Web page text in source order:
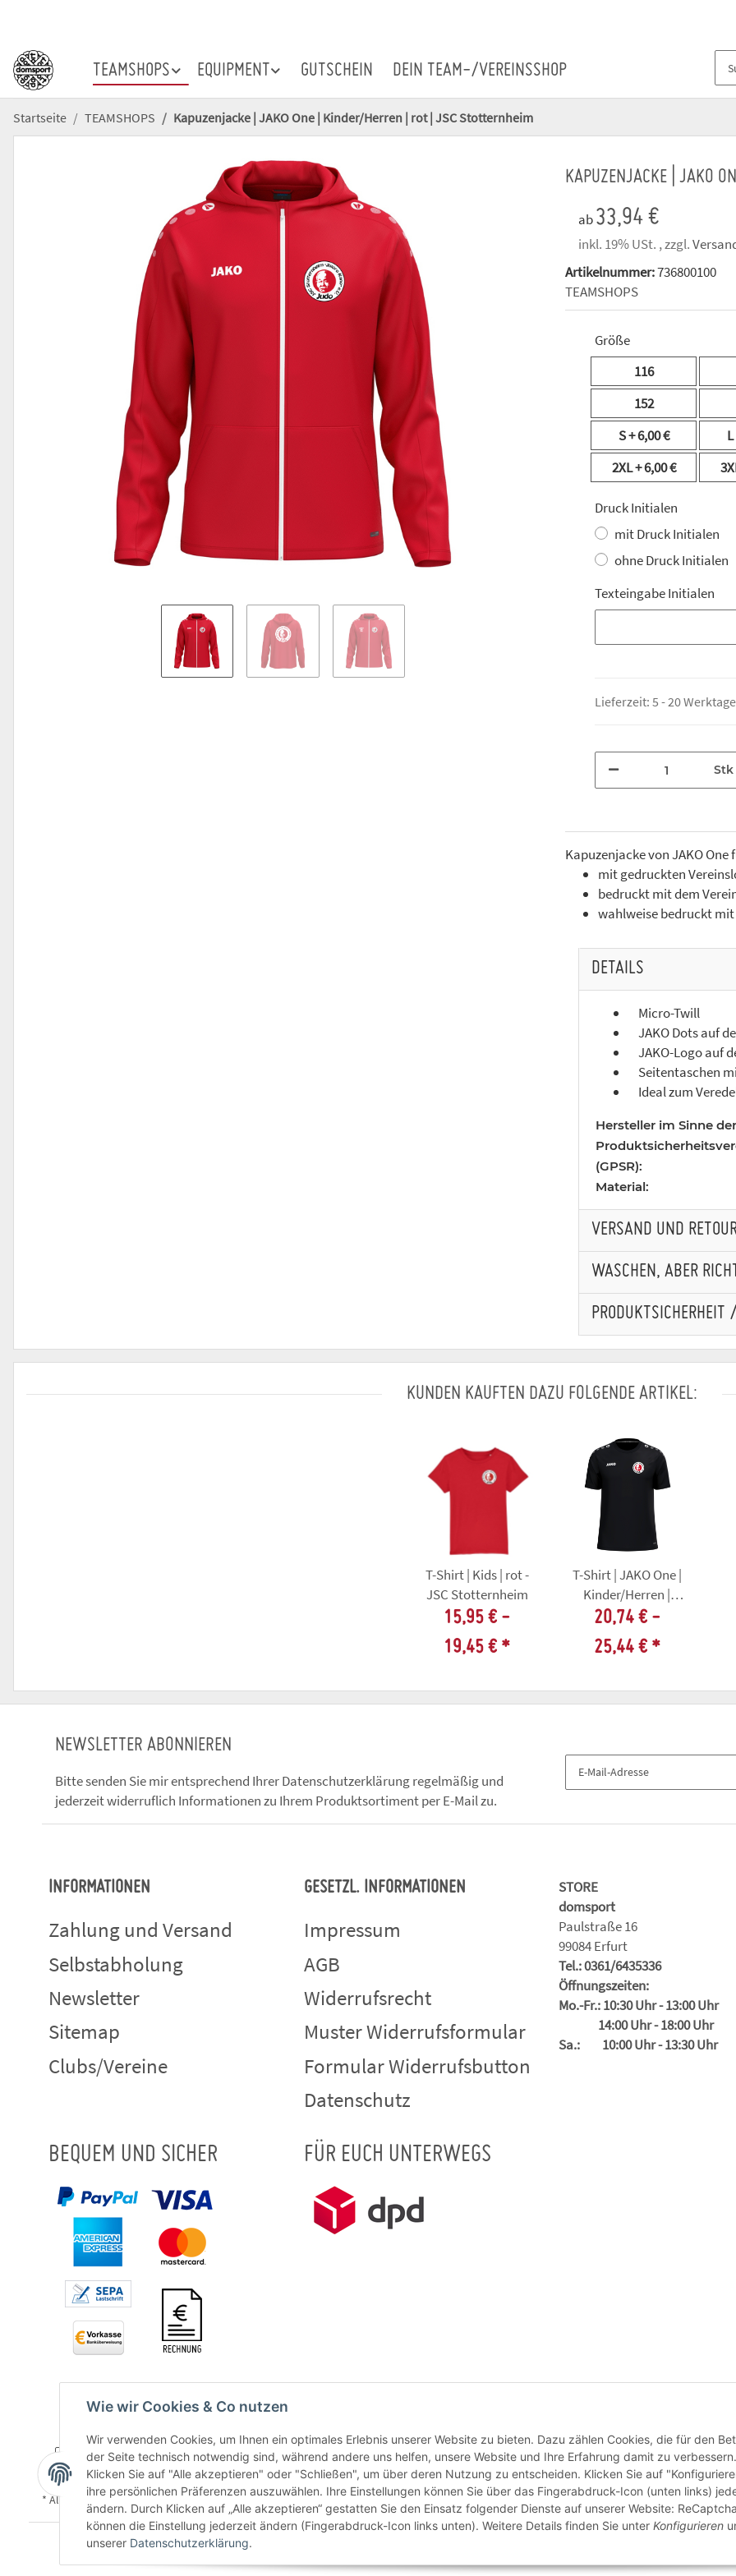
TEAMSHOPS EQUIPMENT GUTSCHEIN DEIN TEAM-/VEREINSSHOP
Startseite TEAMSHOPS Kapuzenjacke | JAKO One | Kinder/Herren | rot | JSC Stotternheim
KAPUZENJACKE | JAKO
ab33,94 €
inkl. 19% USt. , zzgl.
Artikelnummer:736800100
TEAMSHOPS
Größe
116
152
S+ 6,00 € L
2XL+ 6,00 €
Druck Initialen
mit Druck Initialen
ohne Druck Initialen
Texteingabe Initialen
Lieferzeit: 5 - 20 Werktage
Stk
Kapuzenjacke von JAKO
mit gedruckten
bedruckt mit dem
wahlweise bedruckt
DETAILS
Micro-Twill
JAKO Dots auf
JAKO-Logo auf
Seitentaschen
Ideal zum
Hersteller im Sinne der
(GPSR):
Material:
VERSAND UND
WASCHEN, ABER
PRODUKTSICHERHEIT
KUNDEN KAUFTEN DAZU FOLGENDE ARTIKEL:
T-Shirt | Kids | rot -
JSC Stotternheim
15,95 € -
19,45 € *
T-Shirt | JAKO One |
Kinder/Herren |
schwarz | JSC
Stotternheim
20,74 € -
25,44 € *
NEWSLETTER ABONNIEREN
Bitte senden Sie mir entsprechend IhrerDatenschutzerklärungregelmäßig und
jederzeit widerruflich Informationen zu Ihrem Produktsortiment per E-Mail zu.
INFORMATIONEN
Zahlung und Versand
Selbstabholung
Newsletter
Sitemap
Clubs/Vereine
GESETZL. INFORMATIONEN
Impressum
AGB
Widerrufsrecht
Muster Widerrufsformular
Formular Widerrufsbutton
Datenschutz
STORE
domsport
Paulstraße 16
99084 Erfurt
Tel.: 0361/6435336
Öffnungszeiten:
Mo.-Fr.: 10:30 Uhr - 13:00 Uhr
14:00 Uhr - 18:00 Uhr
Sa.: 10:00 Uhr - 13:30 Uhr
BEQUEM UND SICHER FÜR EUCH UNTERWEGS
* Alle Preise inkl. gesetzlicher USt., zzgl.Versand
Wie wir Cookies & Co nutzen
Wir verwenden Cookies, um Ihnen ein optimales Erlebnis unserer Website zu bieten. Dazu zählen Cookies, die für den
der Seite technisch notwendig sind, während andere uns helfen, unsere Website und Ihre Erfahrung damit zu verbessern.
Klicken Sie auf "Alle akzeptieren" oder "Schließen", um über deren Nutzung zu entscheiden. Klicken Sie auf
ihre persönlichen Präferenzen auszuwählen. Ihre Einstellungen können Sie über das Fingerabdruck-Icon (unten links)
ändern. Durch Klicken auf „Alle akzeptieren“ gestatten Sie den Einsatz folgender Dienste auf unserer Website:
können die Einstellung jederzeit ändern (Fingerabdruck-Icon links unten). Weitere Details finden Sie unter Konfigurieren
unserer Datenschutzerklärung.